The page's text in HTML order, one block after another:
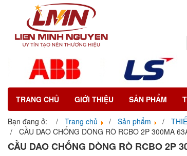
TRANG CHỦ GIỚI THIỆU SẢN PHẨM
Bạn đang ở: Trang chủ Sản phẩm
CẦU DAO CHỐNG DÒNG RÒ RCBO 2P 300MA
CẦU DAO CHỐNG DÒNG RÒ RCBO 2P